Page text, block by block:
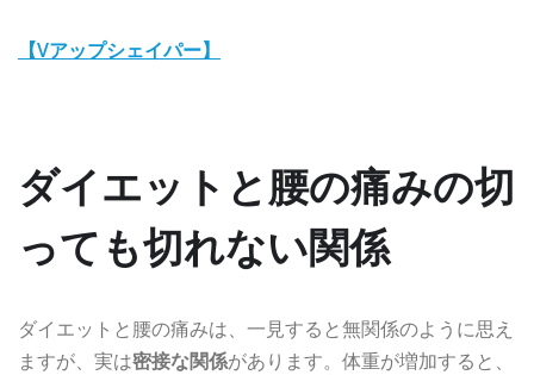
【Vアップシェイパー】
ダイエット と腰の痛みの切
っても切れない関係
ダイエットと腰の痛みは、一見すると無関係のように思え
ますが、実は密接な関係があります。体重が増加すると、